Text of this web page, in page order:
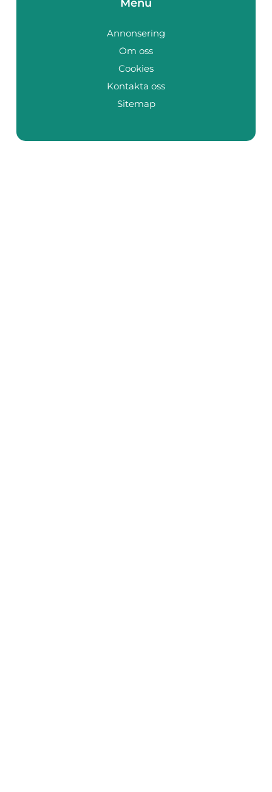
Menu
Annonsering
Om oss
Cookies
Kontakta oss
Sitemap